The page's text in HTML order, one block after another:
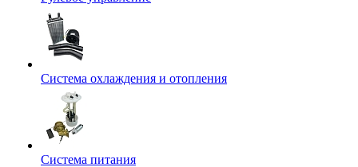
Система охлаждения и отопления
Система питания